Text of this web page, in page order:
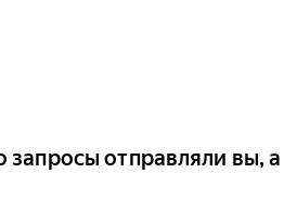
запросы отправляли вы, а